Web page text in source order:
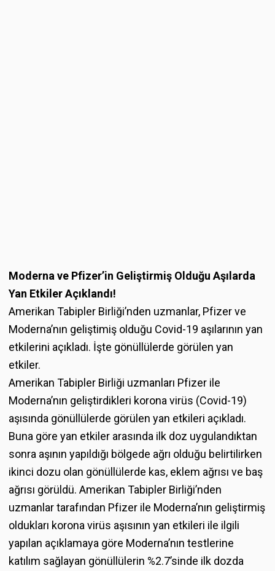
Moderna ve Pfizer’in Geliştirmiş Olduğu Aşılarda
Yan Etkiler Açıklandı!
Amerikan Tabipler Birliği’nden uzmanlar, Pfizer ve
Moderna’nın geliştimiş olduğu Covid-19 aşılarının yan
etkilerini açıkladı. İşte gönüllülerde görülen yan
etkiler.
Amerikan Tabipler Birliği uzmanları Pfizer ile
Moderna’nın geliştirdikleri korona virüs (Covid-19)
aşısında gönüllülerde görülen yan etkileri açıkladı.
Buna göre yan etkiler arasında ilk doz uygulandıktan
sonra aşının yapıldığı bölgede ağrı olduğu belirtilirken
ikinci dozu olan gönüllülerde kas, eklem ağrısı ve baş
ağrısı görüldü. Amerikan Tabipler Birliği’nden
uzmanlar tarafından Pfizer ile Moderna’nın geliştirmiş
oldukları korona virüs aşısının yan etkileri ile ilgili
yapılan açıklamaya göre Moderna’nın testlerine
katılım sağlayan gönüllülerin %2.7’sinde ilk dozda